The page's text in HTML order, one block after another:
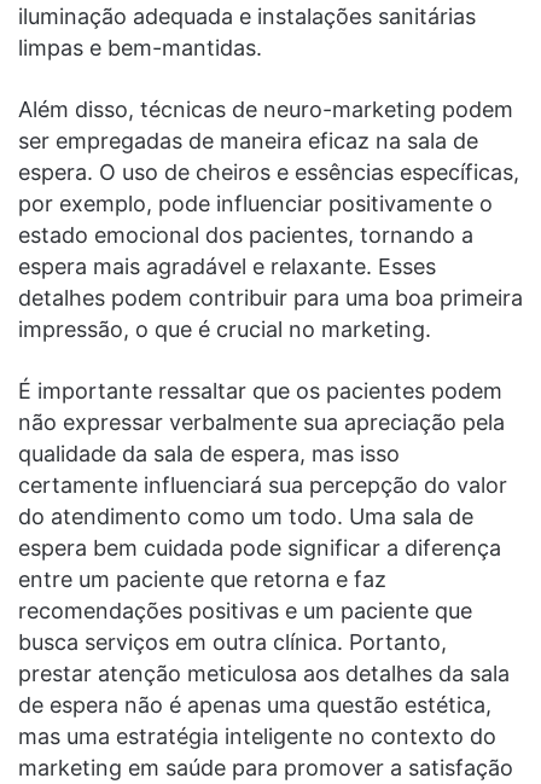
iluminação adequada e instalações sanitárias
limpas e bem-mantidas.
Além disso, técnicas de neuro-marketing podem
ser empregadas de maneira eficaz na sala de
espera. O uso de cheiros e essências específicas,
por exemplo, pode influenciar positivamente o
estado emocional dos pacientes, tornando a
espera mais agradável e relaxante. Esses
detalhes podem contribuir para uma boa primeira
impressão, o que é crucial no marketing.
É importante ressaltar que os pacientes podem
não expressar verbalmente sua apreciação pela
qualidade da sala de espera, mas isso
certamente influenciará sua percepção do valor
do atendimento como um todo. Uma sala de
espera bem cuidada pode significar a diferença
entre um paciente que retorna e faz
recomendações positivas e um paciente que
busca serviços em outra clínica. Portanto,
prestar atenção meticulosa aos detalhes da sala
de espera não é apenas uma questão estética,
mas uma estratégia inteligente no contexto do
marketing em saúde para promover a satisfação